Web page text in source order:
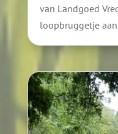
van Landgoed
loopbruggetje